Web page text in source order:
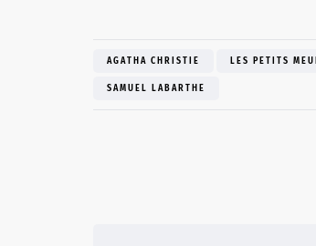
AGATHA CHRISTIE LES PETITS
SAMUEL LABARTHE